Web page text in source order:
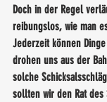
Doch in der Regel
reibungslos, wie man
Jederzeit können
drohen uns aus der
solche
sollten wir den Rat